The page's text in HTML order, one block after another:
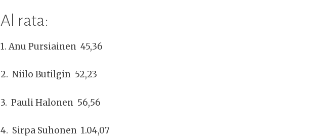
Al rata:
1. Anu Pursiainen 45,36
2. Niilo Butilgin 52,23
3. Pauli Halonen 56,56
4. Sirpa Suhonen 1.04,07